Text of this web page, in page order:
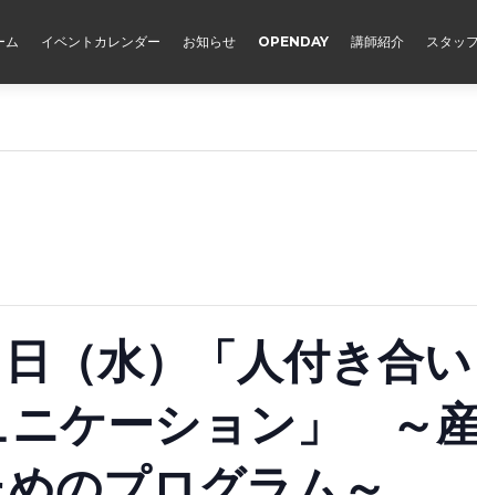
ム イベントカレンダー お知らせ OPENDAY 講師紹介 スタッ
（水）「人付き合い
ニケーション」 ～